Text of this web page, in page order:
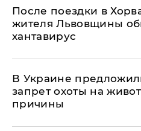
После поездки в
жителя Львовщины
хантавирус
В Украине
запрет охоты на
причины